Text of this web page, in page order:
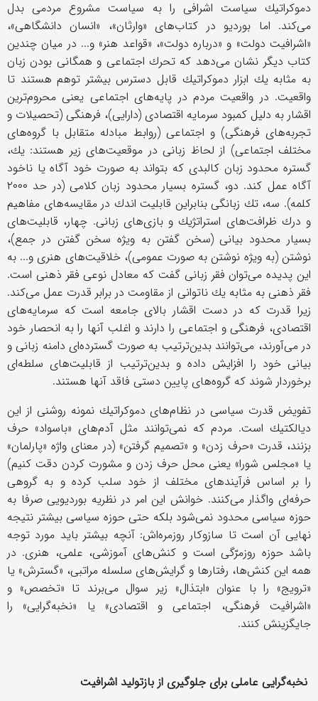
دموكراتیك سیاست اشرافی را به سیاست مشروع مردمی بدل
می‌كند. اما بوردیو در كتاب‌های «وارثان»، «انسان دانشگاهی»،
«اشرافیت دولت» و «درباره دولت»، «قواعد هنر» و... در میان چندین
كتاب دیگر نشان می‌دهد كه تحرك اجتماعی و همگانی بودن زبان
به مثابه یك ابزار دموكراتیك قابل دسترس بیشتر توهم هستند تا
واقعیت. در واقعیت مردم در پایه‌های اجتماعی یعنی محروم‌ترین
اقشار به دلیل كمبود سرمایه اقتصادی (دارایی)، فرهنگی (تحصیلات و
تجربه‌های فرهنگی) و اجتماعی (روابط مبادله متقابل با گروه‌های
مختلف اجتماعی) از لحاظ زبانی در موقعیت‌های زیر هستند: یك،
گستره محدود زبان كالبدی كه بتواند به صورت خود آگاه یا ناخود
آگاه عمل كند. دو، گستره بسیار محدود زبان كلامی (در حد ٢٠٠٠
كلمه). سه، تك زبانگی بنابراین قابلیت اندك در مقایسه‌های مفاهیم
و درك ظرافت‌های استراتژیك و بازی‌های زبانی. چهار، قابلیت‌های
بسیار محدود بیانی (سخن گفتن به ویژه سخن گفتن در جمع)،
نوشتن (به ویژه نوشتن به صورت عمومی)، خلاقیت‌های هنری و... به
این پدیده می‌توان فقر زبانی گفت كه معادل نوعی فقر ذهنی است.
فقر ذهنی به مثابه یك ناتوانی از مقاومت در برابر قدرت عمل می‌كند.
زیرا قدرت كه در دست اقشار بالای جامعه است كه سرمایه‌های
اقتصادی، فرهنگی و اجتماعی را دارند و اغلب آنها را به انحصار خود
در می‌آورند، می‌توانند بدین‌ترتیب به صورت گسترده‌ای دامنه زبانی و
بیانی خود را افزایش داده و بدین‌ترتیب از قابلیت‌های سلطه‌ای
برخوردار شوند كه گروه‌های پایین دستی فاقد آنها هستند.
تفویض قدرت سیاسی در نظام‌های دموكراتیك نمونه روشنی از این
دیالكتیك است. مردم كه نمی‌توانند مثل آدم‌های «باسواد» حرف
بزنند، قدرت «حرف زدن» و «تصمیم گرفتن» (در معنای واژه «پارلمان»
یا «مجلس شورا» یعنی محل حرف زدن و مشورت كردن دقت كنیم)
را بر اساس فرآیندهای مختلف از خود سلب كرده و به گروهی
حرفه‌ای واگذار می‌كنند. خوانش این امر در نظریه بوردیویی صرفا به
حوزه سیاسی محدود نمی‌شود بلكه حتی حوزه سیاسی بیشتر نتیجه
نهایی آن است تا سازوكار روزمره‌اش: آنچه بیشتر باید مورد توجه
باشد حوزه روزمرّگی است و كنش‌های آموزشی، علمی، هنری. در
همه این كنش‌ها، رفتارها و گرایش‌های سلسله مراتبی، «گسترش» یا
«ترویج» را با عنوان «ابتذال» زیر سوال می‌برند تا «تخصص» و
«اشرافیت فرهنگی، اجتماعی و اقتصادی» یا «نخبه‌گرایی» را
جایگزینش كنند.
نخبه‌گرایی عاملی برای جلوگیری از بازتولید اشرافیت